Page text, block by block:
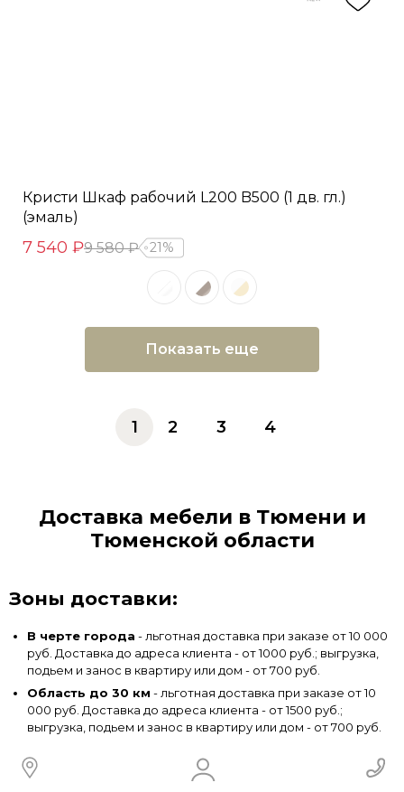
Кристи Шкаф рабочий L200 B500 (1 дв. гл.)
(эмаль)
7 540 ₽9 580 ₽ 21%
Показать еще
1 2 3 4
Доставка мебели в Тюмени и
Тюменской области
Зоны доставки:
В черте города - льготная доставка при заказе от 10 000
руб. Доставка до адреса клиента - от 1000 руб.; выгрузка,
подьем и занос в квартиру или дом - от 700 руб.
Область до 30 км - льготная доставка при заказе от 10
000 руб. Доставка до адреса клиента - от 1500 руб.;
выгрузка, подьем и занос в квартиру или дом - от 700 руб.
Особенности доставки в Тюмени: